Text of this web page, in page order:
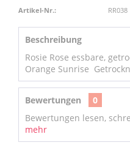
Artikel-Nr.: RR038
Beschreibung
Rosie Rose essbare,
Orange Sunrise
Bewertungen
0
Bewertungen lesen,
mehr